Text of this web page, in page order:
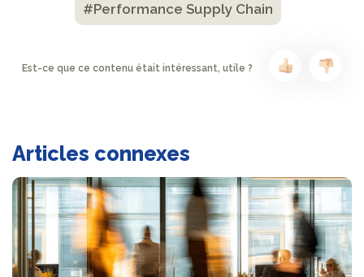
#Performance Supply Chain
Est-ce que ce contenu était intéressant, utile ?
Articles connexes